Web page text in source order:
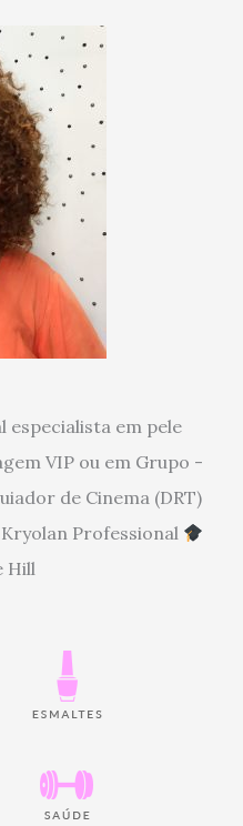
especialista em pele
VIP ou em Grupo -
de Cinema (DRT)
Kryolan Professional
Hill